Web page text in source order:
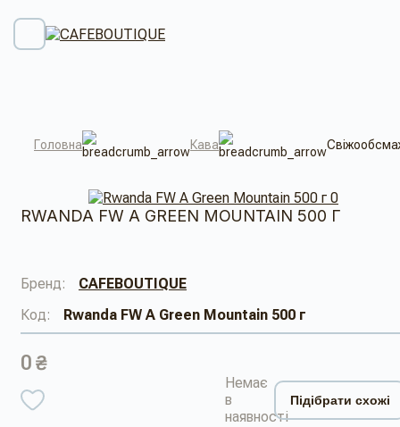
Головна Кава
RWANDA FW A GREEN MOUNTAIN 500 Г
Бренд:
CAFEBOUTIQUE
Код:
Rwanda FW A Green Mountain 500 г
0 ₴
Немає
в
наявності
Підібрати схожі